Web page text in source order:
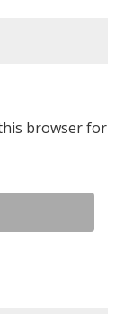
browser for